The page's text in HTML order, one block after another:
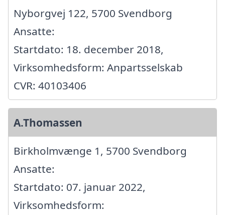
Nyborgvej 122, 5700 Svendborg
Ansatte:
Startdato: 18. december 2018,
Virksomhedsform: Anpartsselskab
CVR: 40103406
A.Thomassen
Birkholmvænge 1, 5700 Svendborg
Ansatte:
Startdato: 07. januar 2022,
Virksomhedsform: